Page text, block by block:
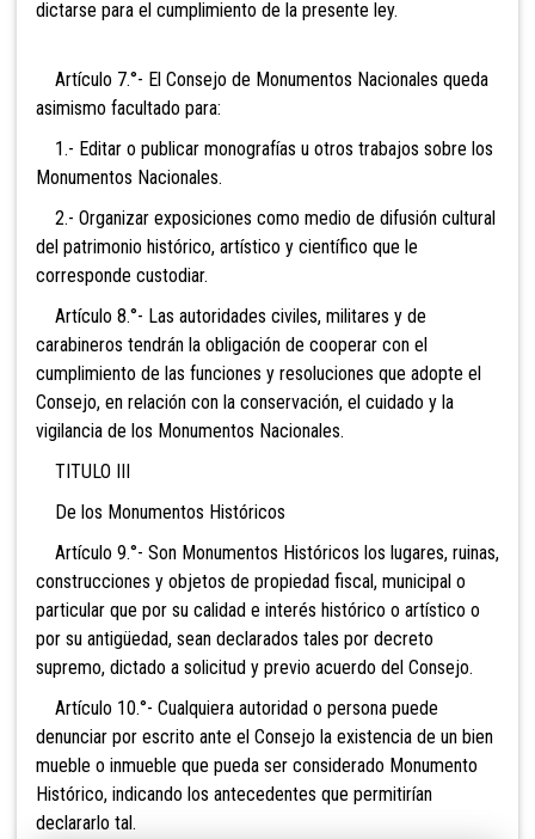
dictarse para el cumplimiento de la presente ley.
Artículo 7.°- El Consejo de Monumentos Nacionales queda
asimismo facultado para:
1.- Editar o publicar monografías u otros trabajos sobre los
Monumentos Nacionales.
2.- Organizar exposiciones como medio de difusión cultural
del patrimonio histórico, artístico y científico que le
corresponde custodiar.
Artículo 8.°- Las autoridades civiles, militares y de
carabineros tendrán la obligación de cooperar con el
cumplimiento de las funciones y resoluciones que adopte el
Consejo, en relación con la conservación, el cuidado y la
vigilancia de los Monumentos Nacionales.
TITULO III
De los Monumentos Históricos
Artículo 9.°- Son Monumentos Históricos los lugares, ruinas,
construcciones y objetos de propiedad fiscal, municipal o
particular que por su calidad e interés histórico o artístico o
por su antigüedad, sean declarados tales por decreto
supremo, dictado a solicitud y previo acuerdo del Consejo.
Artículo 10.°- Cualquiera autoridad o persona puede
denunciar por escrito ante el Consejo la existencia de un bien
mueble o inmueble que pueda ser considerado Monumento
Histórico, indicando los antecedentes que permitirían
declararlo tal.